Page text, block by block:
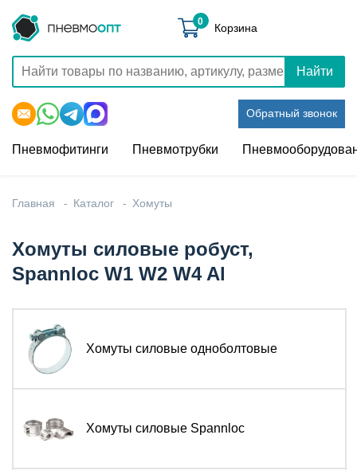
Найти
Обратный звонок
0 Корзина
Пневмофитинги Пневмотрубки
Главная Каталог Хомуты
Хомуты силовые робуст,
Spannloc W1 W2 W4 Al
Хомуты силовые одноболтовые
Хомуты силовые Spannloc